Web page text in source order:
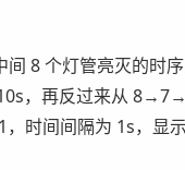
间 8 个灯管亮灭的
，再反过来从
间间隔为 1s，显